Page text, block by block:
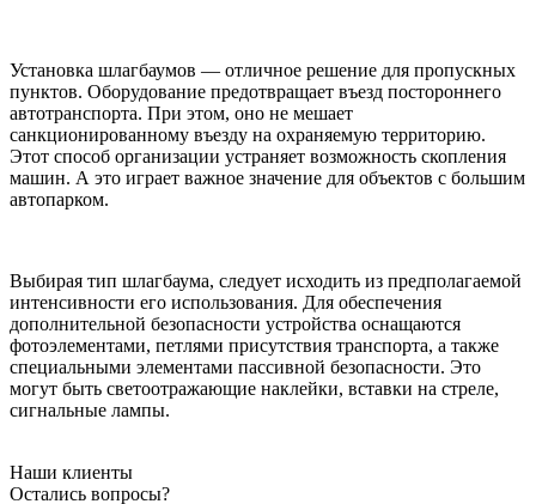
Установка шлагбаумов — отличное решение для пропускных
пунктов. Оборудование предотвращает въезд постороннего
автотранспорта. При этом, оно не мешает
санкционированному въезду на охраняемую территорию.
Этот способ организации устраняет возможность скопления
машин. А это играет важное значение для объектов с большим
автопарком.
Выбирая тип шлагбаума, следует исходить из предполагаемой
интенсивности его использования. Для обеспечения
дополнительной безопасности устройства оснащаются
фотоэлементами, петлями присутствия транспорта, а также
специальными элементами пассивной безопасности. Это
могут быть светоотражающие наклейки, вставки на стреле,
сигнальные лампы.
Наши клиенты
Остались вопросы?